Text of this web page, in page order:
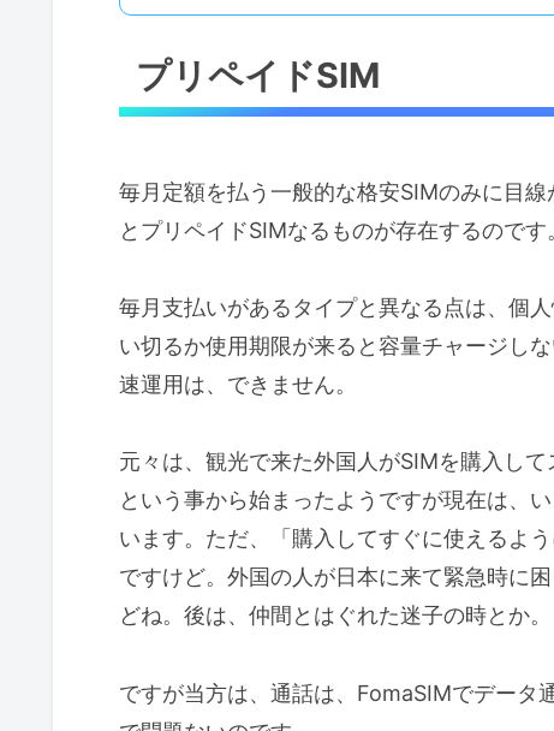
プリペイドSIM
毎月定額を払う一般的な格安SIMのみに目
とプリペイドSIMなるものが存在するのです
毎月支払いがあるタイプと異なる点は、個
い切るか使用期限が来ると容量チャージし
速運用は、できません。
元々は、観光で来た外国人がSIMを購入し
という事から始まったようですが現在は、
います。ただ、「購入してすぐに使えるよ
ですけど。外国の人が日本に来て緊急時に
どね。後は、仲間とはぐれた迷子の時とか。
ですが当方は、通話は、FomaSIMでデータ